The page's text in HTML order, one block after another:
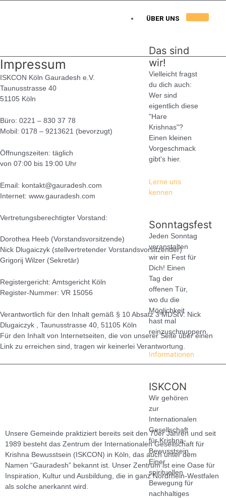
ÜBER UNS
Das sind
wir!
Vielleicht fragst
du dich auch:
Wer sind
eigentlich diese
"Hare
Krishnas"?
Einen kleinen
Vorgeschmack
gibt's hier.
Lerne uns
kennen
Sonntagsfest
Jeden Sonntag
veranstalten
wir ein Fest für
Dich! Einen
Tag der
offenen Tür,
wo du die
Möglichkeit
hast mal
reinzuschnuppern.
Informationen
ISKCON
Wir gehören
zur
Internationalen
Gesellschaft
für Krishna-
Bewusstsein.
Einer
spirituellen
Bewegung für
nachhaltiges
Impressum
ISKCON Köln Gauradesh e.V.
Taunusstrasse 40
51105 Köln
Büro: 0221 – 830 37 78
Mobil: 0178 – 9213621 (bevorzugt)
Öffnungszeiten: täglich
von 07:00 bis 19:00 Uhr
Email: kontakt@gauradesh.com
Internet: www.gauradesh.com
Vertretungsberechtigter Vorstand:
Dorothea Heeb (Vorstandsvorsitzende)
Nick Dlugaiczyk (stellvertretender Vorstandsvorsitzender)
Grigorij Wilzer (Sekretär)
Registergericht: Amtsgericht Köln
Register-Nummer: VR 15056
Verantwortlich für den Inhalt gemäß § 10 Absatz 3 MDStV: Nick
Dlugaiczyk , Taunusstrasse 40, 51105 Köln
Für den Inhalt von Internetseiten, die von unserer Seite über einen
Link zu erreichen sind, tragen wir keinerlei Verantwortung.
Unsere Gemeinde praktiziert bereits seit den 70er Jahren und seit
1989 besteht das Zentrum der Internationalen Gesellschaft für
Krishna Bewusstsein (ISKCON) in Köln, das auch unter dem
Namen “Gauradesh” bekannt ist. Unser Zentrum ist eine Oase für
Inspiration, Kultur und Ausbildung, die in ganz Nordrhein-Westfalen
als solche anerkannt wird.